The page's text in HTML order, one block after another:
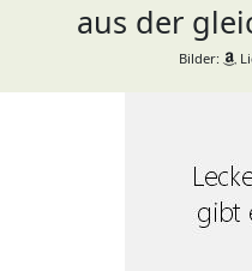
aus der
Bilder: